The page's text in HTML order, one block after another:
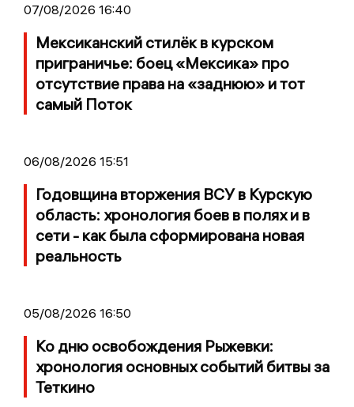
07/08/2026 16:40
Мексиканский стилёк в курском
приграничье: боец «Мексика» про
отсутствие права на «заднюю» и тот
самый Поток
06/08/2026 15:51
Годовщина вторжения ВСУ в Курскую
область: хронология боев в полях и в
сети - как была сформирована новая
реальность
05/08/2026 16:50
Ко дню освобождения Рыжевки:
хронология основных событий битвы за
Теткино